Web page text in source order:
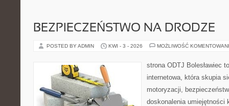
BEZPIECZEŃSTWO NA DRODZE
POSTED BY ADMIN KWI - 3 - 2026 MOŻLIWOŚĆ
strona ODTJ Bolesławiec
internetowa, która skupia
motoryzacji,
doskonalenia umiejętności